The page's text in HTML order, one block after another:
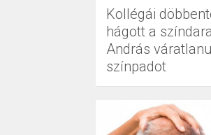
Kollégái
hágott a
András
színpadot